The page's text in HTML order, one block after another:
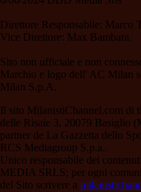
Direttore Responsabile: Marco
Vice Direttore: Max Bambara.
Sito non ufficiale e non
Marchio e logo dell' AC Milan
Milan S.p.A.
Il sito MilanistiChannel.com
delle Risaie 3, 20079 Basiglio
partner de La Gazzetta dello
RCS Mediagroup S.p.a..
Unico responsabile dei
MEDIA SRLS; per ogni
del Sito scrivere a